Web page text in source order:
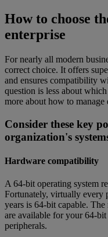
How to choose
enterprise
For nearly all modern
correct choice. It offers
and ensures compatibility
question is less about
more about how to
Consider these key
organization's
Hardware compatibility
A 64-bit operating system
Fortunately, virtually every
years is 64-bit capable.
are available for your 64-
peripherals.